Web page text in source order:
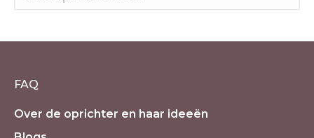
FAQ
Over de oprichter en haar ideeën